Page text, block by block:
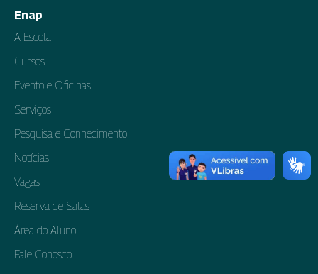
Enap
A Escola
Cursos
Evento e Oficinas
Serviços
Pesquisa e Conhecimento
Notícias
Vagas
Reserva de Salas
Área do Aluno
Fale Conosco